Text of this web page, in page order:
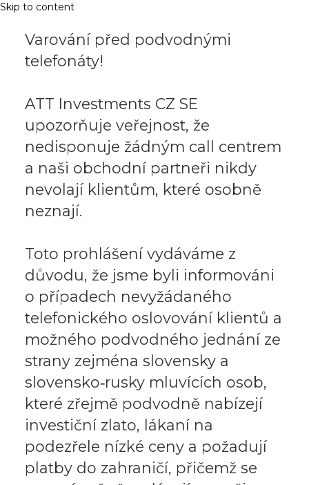
Skip to content
Varování před podvodnými
telefonáty!
ATT Investments CZ SE
upozorňuje veřejnost, že
nedisponuje žádným call centrem
a naši obchodní partneři nikdy
nevolají klientům, které osobně
neznají.
Toto prohlášení vydáváme z
důvodu, že jsme byli informováni
o případech nevyžádaného
telefonického oslovování klientů a
možného podvodného jednání ze
strany zejména slovensky a
slovensko‑rusky mluvících osob,
které zřejmě podvodně nabízejí
investiční zlato, lákaní na
podezřele nízké ceny a požadují
platby do zahraničí, přičemž se